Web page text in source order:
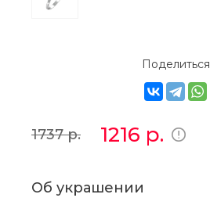
Поделиться
1737р. 1216 р.
Об украшении